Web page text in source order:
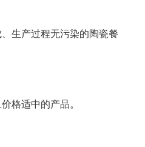
生产过程无污染的陶瓷餐
格适中的产品。